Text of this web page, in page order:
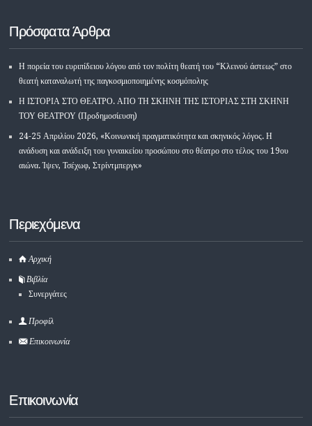
Πρόσφατα Άρθρα
Η πορεία του ευριπίδειου λόγου από τον πολίτη θεατή του “Κλεινού άστεως” στο
θεατή καταναλωτή της παγκοσμιοποιημένης κοσμόπολης
Η ΙΣΤΟΡΙΑ ΣΤΟ ΘΕΑΤΡΟ. ΑΠΟ ΤΗ ΣΚΗΝΗ ΤΗΣ ΙΣΤΟΡΙΑΣ ΣΤΗ ΣΚΗΝΗ
ΤΟΥ ΘΕΑΤΡΟΥ (Προδημοσίευση)
24-25 Απριλίου 2026, «Κοινωνική πραγματικότητα και σκηνικός λόγος. Η
ανάδυση και ανάδειξη του γυναικείου προσώπου στο θέατρο στο τέλος του 19ου
αιώνα. Ίψεν, Τσέχωφ, Στρίντμπεργκ»
Περιεχόμενα
Αρχική
Βιβλία
Συνεργάτες
Προφίλ
Επικοινωνία
Επικοινωνία